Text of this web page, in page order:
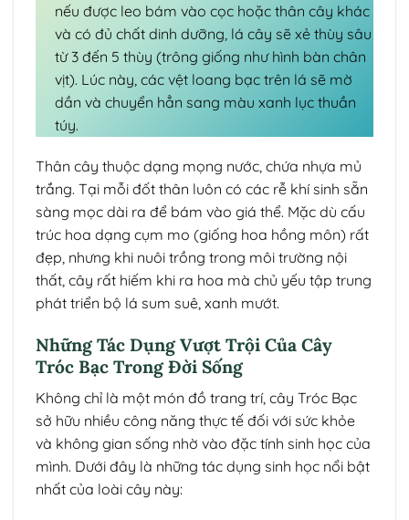
nếu được leo bám vào cọc hoặc thân cây khác
và có đủ chất dinh dưỡng, lá cây sẽ xẻ thùy sâu
từ 3 đến 5 thùy (trông giống như hình bàn chân
vịt). Lúc này, các vệt loang bạc trên lá sẽ mờ
dần và chuyển hẳn sang màu xanh lục thuần
túy.
Thân cây thuộc dạng mọng nước, chứa nhựa mủ
trắng. Tại mỗi đốt thân luôn có các rễ khí sinh sẵn
sàng mọc dài ra để bám vào giá thể. Mặc dù cấu
trúc hoa dạng cụm mo (giống hoa hồng môn) rất
đẹp, nhưng khi nuôi trồng trong môi trường nội
thất, cây rất hiếm khi ra hoa mà chủ yếu tập trung
phát triển bộ lá sum suê, xanh mướt.
Những Tác Dụng Vượt Trội Của Cây
Tróc Bạc Trong Đời Sống
Không chỉ là một món đồ trang trí, cây Tróc Bạc
sở hữu nhiều công năng thực tế đối với sức khỏe
và không gian sống nhờ vào đặc tính sinh học của
mình. Dưới đây là những tác dụng sinh học nổi bật
nhất của loài cây này: